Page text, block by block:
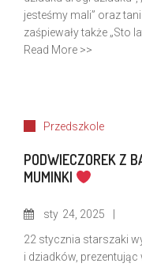
jesteśmy mali” oraz
zaśpiewały także „Sto
Read More >>
Przedszkole
PODWIECZOREK Z
MUMINKI
sty 24, 2025
22 stycznia starszaki
i dziadków, prezentując